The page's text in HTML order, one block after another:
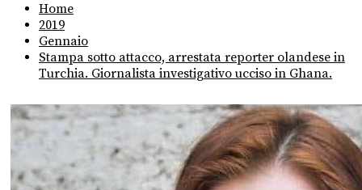
Home
2019
Gennaio
Stampa sotto attacco, arrestata reporter olandese in
Turchia. Giornalista investigativo ucciso in Ghana.